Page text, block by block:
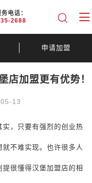
电话：
2688
申请加盟
店加盟更有优势！
13
，只要有强烈的创业热
不难实现。也许很多人
很懂得汉堡加盟店的相